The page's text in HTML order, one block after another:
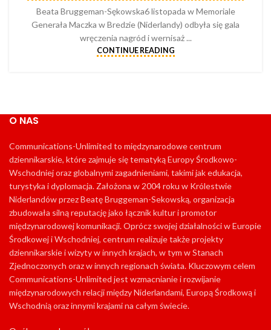
Beata Bruggeman-Sękowska6 listopada w Memoriale
Generała Maczka w Bredzie (Niderlandy) odbyła się gala
wręczenia nagród i wernisaż ...
CONTINUE READING
O NAS
Communications-Unlimited to międzynarodowe centrum
dziennikarskie, które zajmuje się tematyką Europy Środkowo-
Wschodniej oraz globalnymi zagadnieniami, takimi jak edukacja,
turystyka i dyplomacja. Założona w 2004 roku w Królestwie
Niderlandów przez Beatę Bruggeman-Sekowską, organizacja
zbudowała silną reputację jako łącznik kultur i promotor
międzynarodowej komunikacji. Oprócz swojej działalności w Europie
Środkowej i Wschodniej, centrum realizuje także projekty
dziennikarskie i wizyty w innych krajach, w tym w Stanach
Zjednoczonych oraz w innych regionach świata. Kluczowym celem
Communications-Unlimited jest wzmacnianie i rozwijanie
międzynarodowych relacji między Niderlandami, Europą Środkową i
Wschodnią oraz innymi krajami na całym świecie.